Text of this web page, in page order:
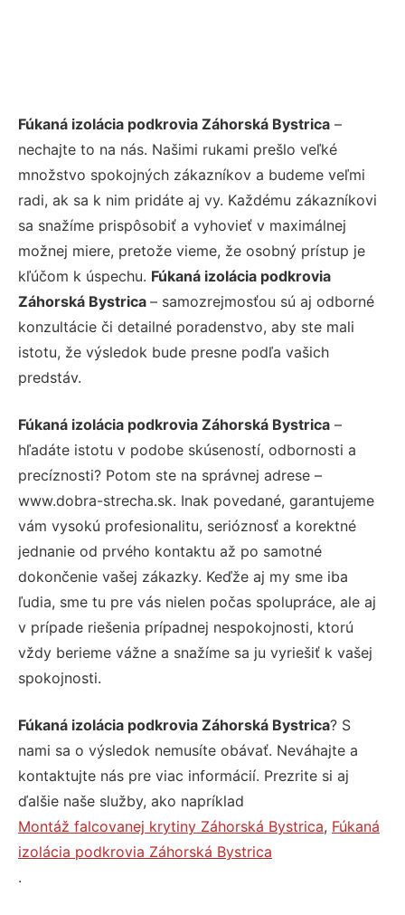
Fúkaná izolácia podkrovia Záhorská Bystrica –
nechajte to na nás. Našimi rukami prešlo veľké
množstvo spokojných zákazníkov a budeme veľmi
radi, ak sa k nim pridáte aj vy. Každému zákazníkovi
sa snažíme prispôsobiť a vyhovieť v maximálnej
možnej miere, pretože vieme, že osobný prístup je
kľúčom k úspechu. Fúkaná izolácia podkrovia
Záhorská Bystrica – samozrejmosťou sú aj odborné
konzultácie či detailné poradenstvo, aby ste mali
istotu, že výsledok bude presne podľa vašich
predstáv.
Fúkaná izolácia podkrovia Záhorská Bystrica –
hľadáte istotu v podobe skúseností, odbornosti a
precíznosti? Potom ste na správnej adrese –
www.dobra-strecha.sk. Inak povedané, garantujeme
vám vysokú profesionalitu, serióznosť a korektné
jednanie od prvého kontaktu až po samotné
dokončenie vašej zákazky. Keďže aj my sme iba
ľudia, sme tu pre vás nielen počas spolupráce, ale aj
v prípade riešenia prípadnej nespokojnosti, ktorú
vždy berieme vážne a snažíme sa ju vyriešiť k vašej
spokojnosti.
Fúkaná izolácia podkrovia Záhorská Bystrica? S
nami sa o výsledok nemusíte obávať. Neváhajte a
kontaktujte nás pre viac informácií. Prezrite si aj
ďalšie naše služby, ako napríklad
Montáž falcovanej krytiny Záhorská Bystrica, Fúkaná
izolácia podkrovia Záhorská Bystrica
.